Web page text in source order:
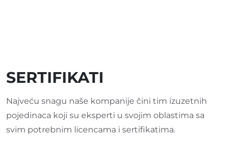
SERTIFIKATI
Najveću snagu naše kompanije čini tim izuzetnih
pojedinaca koji su eksperti u svojim oblastima sa
svim potrebnim licencama i sertifikatima.